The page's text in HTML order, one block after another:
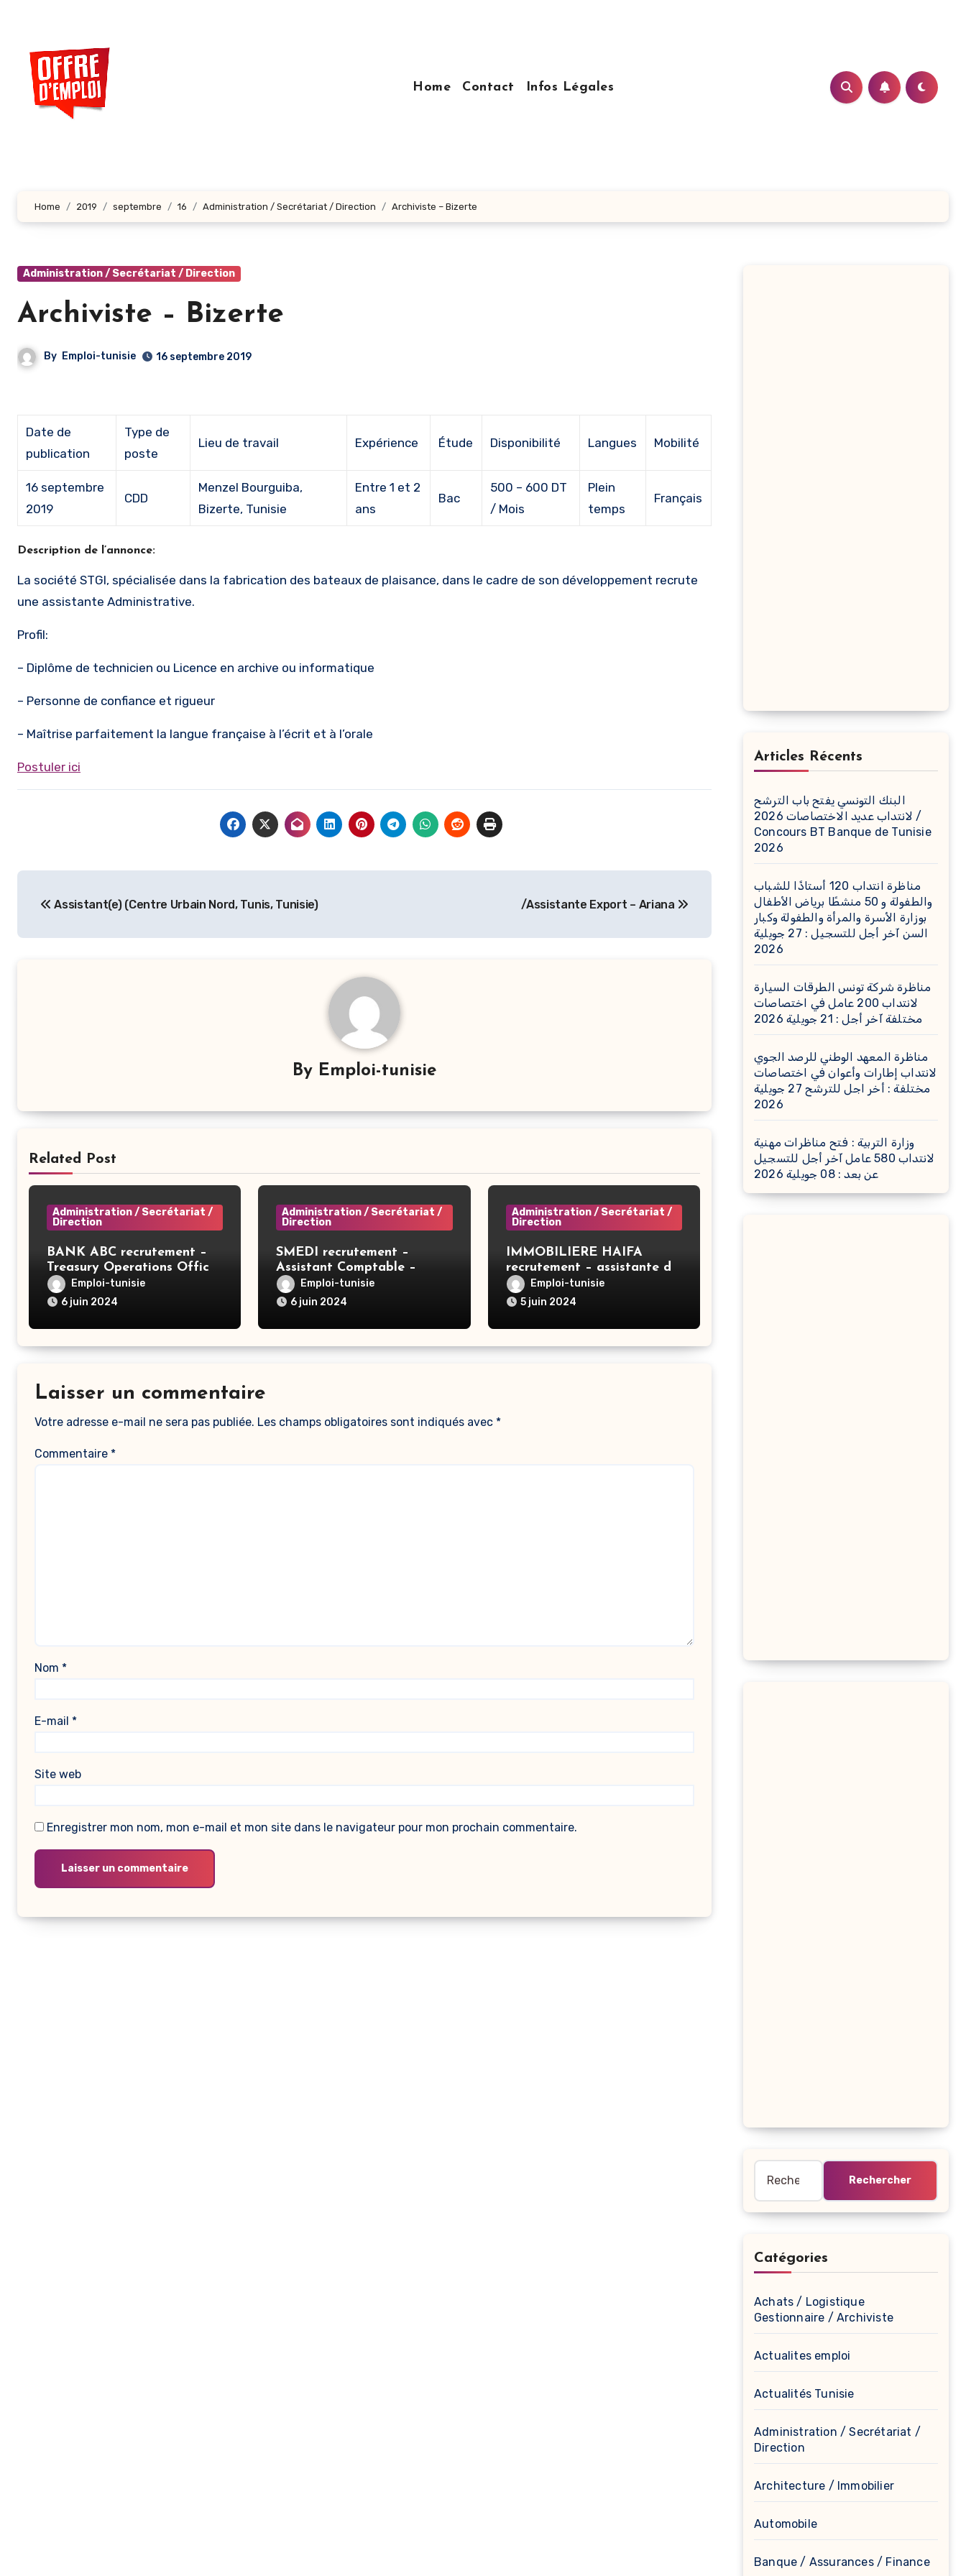
contenu
principal
Home
Contact Infos Légales
Home 2019 septembre 16 Administration / Secrétariat / Direction Archiviste – Bizerte
Administration / Secrétariat / Direction
Archiviste – Bizerte
By Emploi-tunisie 16 septembre 2019
Date de
publication
Type de
poste
Lieu de travail Expérience Étude Disponibilité Langues Mobilité
16 septembre
2019
CDD
Menzel Bourguiba,
Bizerte, Tunisie
Entre 1 et 2
ans
Bac
500 – 600 DT
/ Mois
Plein
temps
Français
Description de l’annonce:
La société STGI, spécialisée dans la fabrication des bateaux de plaisance, dans le cadre de son développement recrute
une assistante Administrative.
Profil:
– Diplôme de technicien ou Licence en archive ou informatique
– Personne de confiance et rigueur
– Maîtrise parfaitement la langue française à l’écrit et à l’orale
Postuler ici
de
l’article
Assistant(e) (Centre Urbain Nord, Tunis, Tunisie) /Assistante Export – Ariana
By Emploi-tunisie
Related Post
Administration / Secrétariat /
Direction
BANK ABC recrutement –
Treasury Operations Officer
– TunisEmploi-tunisie
6 juin 2024
Administration / Secrétariat /
Direction
SMEDI recrutement –
Assistant Comptable –
ArianaEmploi-tunisie
6 juin 2024
Administration / Secrétariat /
Direction
IMMOBILIERE HAIFA
recrutement – assistante de
direction – Tunis
Emploi-tunisie
5 juin 2024
Laisser un commentaire
Votre adresse e-mail ne sera pas publiée. Les champs obligatoires sont indiqués avec *
Commentaire *
Nom *
E-mail *
Site web
Enregistrer mon nom, mon e-mail et mon site dans le navigateur pour mon prochain commentaire.
Articles Récents
البنك التونسي يفتح باب الترشح
لانتداب عديد الاختصاصات 2026 /
Concours BT Banque de Tunisie
2026
مناظرة انتداب 120 أستاذًا للشباب
والطفولة و 50 منشطًا برياض الأطفال
بوزارة الأسرة والمرأة والطفولة وكبار
السن آخر أجل للتسجيل : 27 جويلية
2026
مناظرة شركة تونس الطرقات السيارة
لانتداب 200 عامل في اختصاصات
مختلفة آخر أجل : 21 جويلية 2026
مناظرة المعهد الوطني للرصد الجوي
لانتداب إطارات وأعوان في اختصاصات
مختلفة : أخر اجل للترشح 27 جويلية
2026
وزارة التربية : فتح مناظرات مهنية
لانتداب 580 عامل آخر أجل للتسجيل
عن بعد : 08 جويلية 2026
Catégories
Achats / Logistique
Gestionnaire / Archiviste
Actualites emploi
Actualités Tunisie
Administration / Secrétariat /
Direction
Architecture / Immobilier
Automobile
Banque / Assurances / Finance